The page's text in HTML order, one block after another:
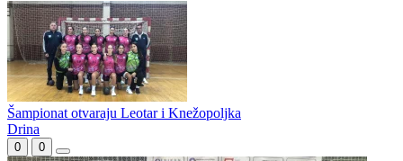
Leotar bolji od Mire